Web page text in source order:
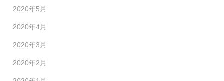
2020年5月
2020年4月
2020年3月
2020年2月